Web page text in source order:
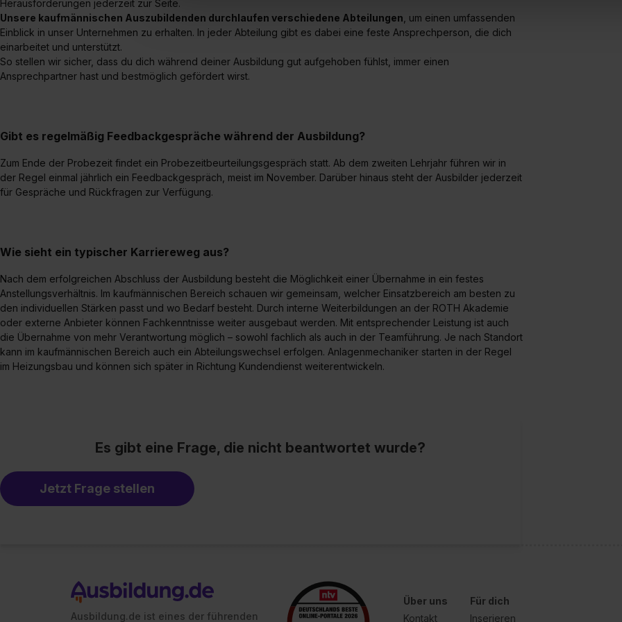
Verwendungszwecke zulassen, triff deine Auswahl über die Checkboxen und klick auf
Einwilligung zur Platzierung von Cookies der Kategorien „Präferenzen“, „Statistiken“ und
umfasst hierbei die Einwilligung zur Übermittlung deiner Daten in die USA (Art. 49 Abs. 1 S. 1
verfügen über kein angemessenes Datenschutzniveau (EuGH – Schrems II). Du kannst die
jederzeit mit Wirkung für die Zukunft ganz oder teilweise über unsere Datenschutzerklärung
Herausforderungen jederzeit zur Seite.
Unsere kaufmännischen Auszubildenden durchlaufen verschiedene Abteilungen , um einen umfassenden
Einblick in unser Unternehmen zu erhalten. In jeder Abteilung gibt es dabei eine feste Ansprechperson, die dich
einarbeitet und unterstützt.
So stellen wir sicher, dass du dich während deiner Ausbildung gut aufgehoben fühlst, immer einen
Ansprechpartner hast und bestmöglich gefördert wirst.
Gibt es regelmäßig Feedbackgespräche während der Ausbildung?
Zum Ende der Probezeit findet ein Probezeitbeurteilungsgespräch statt. Ab dem zweiten Lehrjahr führen wir in
der Regel einmal jährlich ein Feedbackgespräch, meist im November. Darüber hinaus steht der Ausbilder jederzeit
für Gespräche und Rückfragen zur Verfügung.
Wie sieht ein typischer Karriereweg aus?
Nach dem erfolgreichen Abschluss der Ausbildung besteht die Möglichkeit einer Übernahme in ein festes
Anstellungsverhältnis. Im kaufmännischen Bereich schauen wir gemeinsam, welcher Einsatzbereich am besten zu
den individuellen Stärken passt und wo Bedarf besteht. Durch interne Weiterbildungen an der ROTH Akademie
oder externe Anbieter können Fachkenntnisse weiter ausgebaut werden. Mit entsprechender Leistung ist auch
die Übernahme von mehr Verantwortung möglich – sowohl fachlich als auch in der Teamführung. Je nach Standort
kann im kaufmännischen Bereich auch ein Abteilungswechsel erfolgen. Anlagenmechaniker starten in der Regel
im Heizungsbau und können sich später in Richtung Kundendienst weiterentwickeln.
Es gibt eine Frage, die nicht beantwortet wurde?
Jetzt Frage stellen
Ausbildung.de ist eines der führenden
Über uns
Kontakt
Für dich
Inserieren